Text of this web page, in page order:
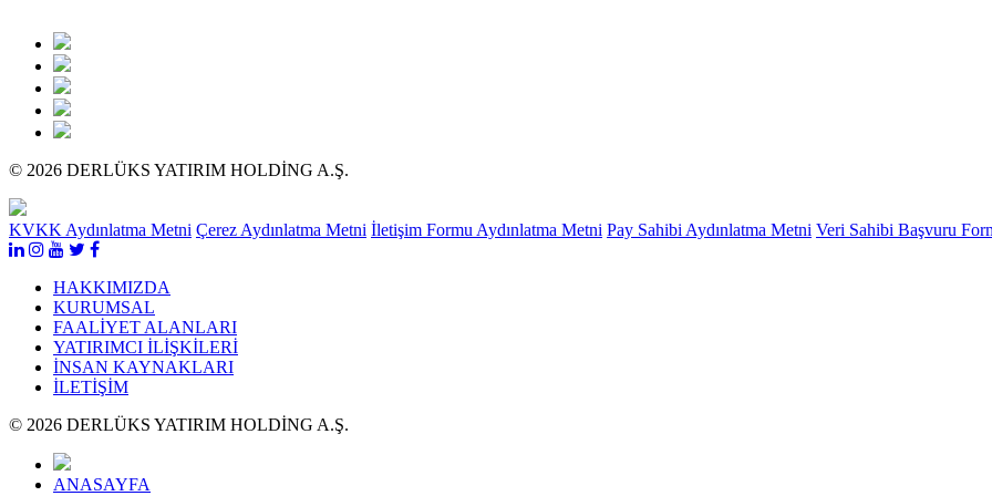
© 2026 DERLÜKS YATIRIM HOLDİNG A.Ş.
KVKK Aydınlatma Metni Çerez Aydınlatma Metni İletişim Formu Aydınlatma Metni Pay Sahibi Aydınlatma Metni Veri Sahibi Başvuru
HAKKIMIZDA
KURUMSAL
FAALİYET ALANLARI
YATIRIMCI İLİŞKİLERİ
İNSAN KAYNAKLARI
İLETİŞİM
© 2026 DERLÜKS YATIRIM HOLDİNG A.Ş.
ANASAYFA